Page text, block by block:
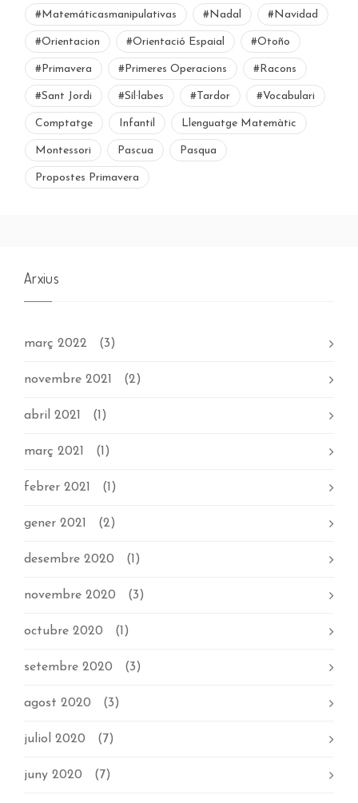
#matemáticasmanipulativas #nadal #navidad
#orientacion #orientació Espaial #otoño
#primavera #primeres Operacions #racons
#sant Jordi #síl·labes #tardor #vocabulari
Comptatge Infantil Llenguatge Matemàtic
Montessori Pascua Pasqua
Propostes Primavera
Arxius
març 2022 (3)
novembre 2021 (2)
abril 2021 (1)
març 2021 (1)
febrer 2021 (1)
gener 2021 (2)
desembre 2020 (1)
novembre 2020 (3)
octubre 2020 (1)
setembre 2020 (3)
agost 2020 (3)
juliol 2020 (7)
juny 2020 (7)